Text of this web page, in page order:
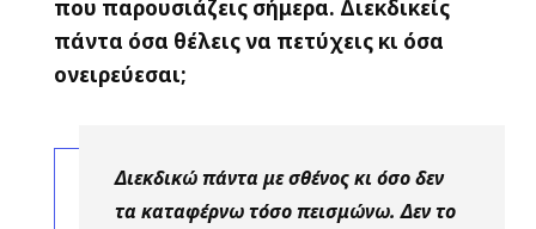
που παρουσιάζεις σήμερα. Διεκδικείς
πάντα όσα θέλεις να πετύχεις κι όσα
ονειρεύεσαι;
Διεκδικώ πάντα με σθένος κι όσο δεν
τα καταφέρνω τόσο πεισμώνω. Δεν το